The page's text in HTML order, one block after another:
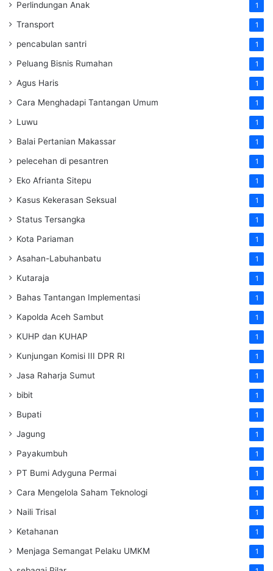
Perlindungan Anak 1
Transport 1
pencabulan santri 1
Peluang Bisnis Rumahan 1
Agus Haris 1
Cara Menghadapi Tantangan Umum 1
Luwu 1
Balai Pertanian Makassar 1
pelecehan di pesantren 1
Eko Afrianta Sitepu 1
Kasus Kekerasan Seksual 1
Status Tersangka 1
Kota Pariaman 1
Asahan-Labuhanbatu 1
Kutaraja 1
Bahas Tantangan Implementasi 1
Kapolda Aceh Sambut 1
KUHP dan KUHAP 1
Kunjungan Komisi III DPR RI 1
Jasa Raharja Sumut 1
bibit 1
Bupati 1
Jagung 1
Payakumbuh 1
PT Bumi Adyguna Permai 1
Cara Mengelola Saham Teknologi 1
Naili Trisal 1
Ketahanan 1
Menjaga Semangat Pelaku UMKM 1